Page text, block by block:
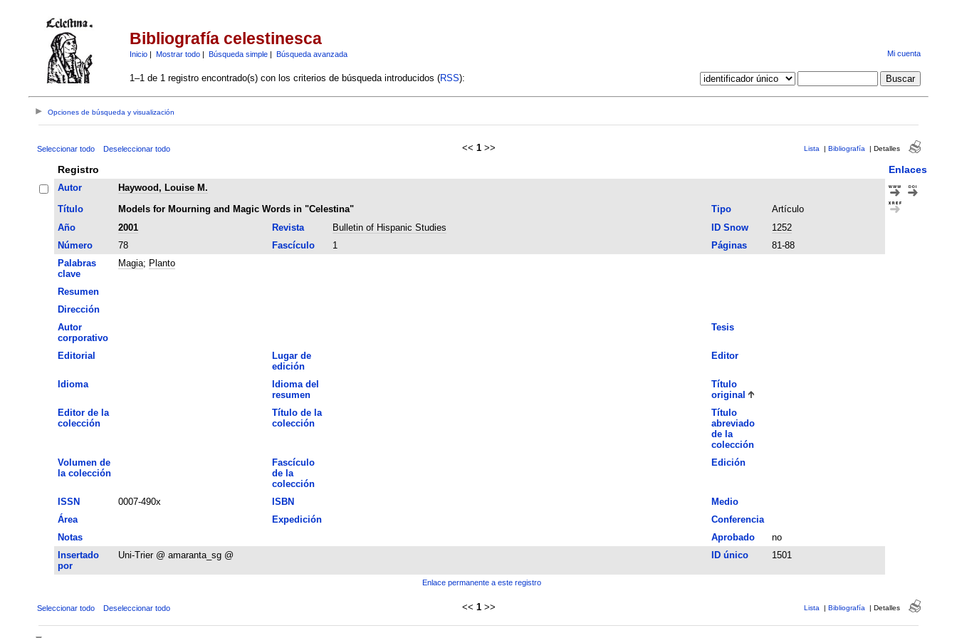
Bibliografía celestinesca
Inicio| Mostrar todo| Búsqueda simple| Búsqueda avanzada Mi cuenta
1–1 de 1 registro encontrado(s) con los criterios de búsqueda introducidos (RSS):
Opciones de búsqueda y visualización
Seleccionar todo Deseleccionar todo << 1 >> Lista | Bibliografía | Detalles
Registro Enlaces
Autor
Haywood, Louise M.
Título
Models for Mourning and Magic Words in "Celestina" Tipo
Artículo
Año
2001 Revista Bulletin of Hispanic Studies ID Snow
1252
Número
78 Fascículo 1 Páginas
81-88
Palabras
clave
Magia; Planto
Resumen
Dirección
Autor
corporativo
Tesis
Editorial
Lugar de
edición
Editor
Idioma
Idioma del
resumen
Título
original
Editor de la
colección
Título de la
colección
Título
abreviado
de la
colección
Volumen de
la colección
Fascículo
de la
colección
Edición
ISSN 0007-490x ISBN
Medio
Área
Expedición
Conferencia
Notas
Aprobado
no
Insertado
por
Uni-Trier @ amaranta_sg @ ID único 1501
Enlace permanente a este registro
Seleccionar todo Deseleccionar todo << 1 >> Lista | Bibliografía | Detalles